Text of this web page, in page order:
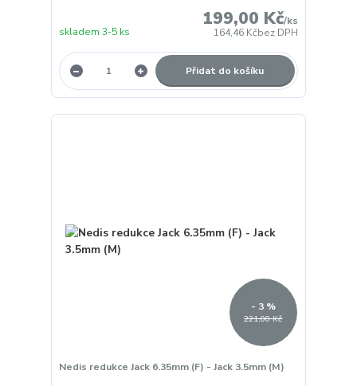
199,00 Kč/ks
164,46 Kčbez DPH
skladem 3-5 ks
Přidat do košíku
221,00 Kč
- 3 %
Nedis redukce Jack 6.35mm (F) - Jack 3.5mm (M)